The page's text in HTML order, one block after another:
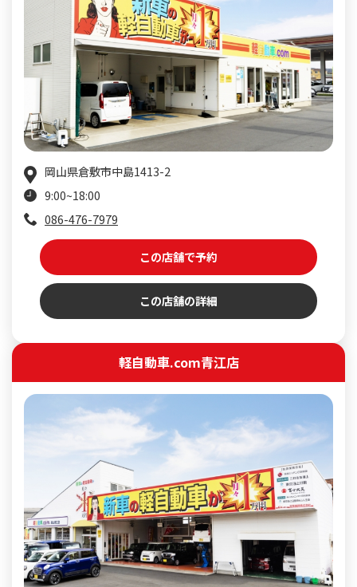
岡山県倉敷市中島1413-2
9:00~18:00
086-476-7979
この店舗で予約
この店舗の詳細
軽自動車.com青江店